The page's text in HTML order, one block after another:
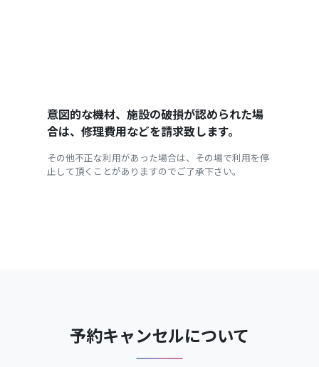
意図的な機材、施設の破損が認められた場
合は、修理費用などを請求致します。
その他不正な利用があった場合は、その場で利用を停
止して頂くことがありますのでご了承下さい。
予約キャンセルについて